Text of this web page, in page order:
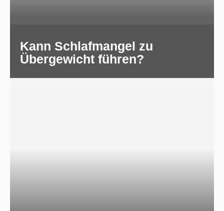
Kann Schlafmangel zu
Übergewicht führen?